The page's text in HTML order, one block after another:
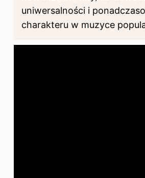
uniwersalności i
charakteru w muzyce